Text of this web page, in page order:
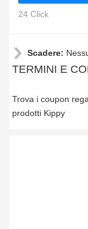
24 Click
Scadere:
TERMINI E
Trova i coupon
prodotti Kippy